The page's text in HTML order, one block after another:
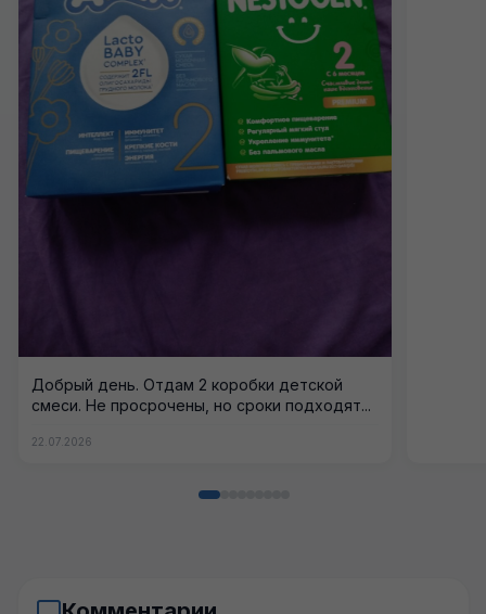
Добрый день. Отдам 2 коробки детской
смеси. Не просрочены, но сроки подходят...
22.07.2026